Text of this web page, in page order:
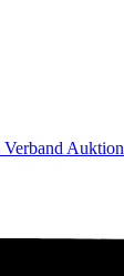
Verband Auktion